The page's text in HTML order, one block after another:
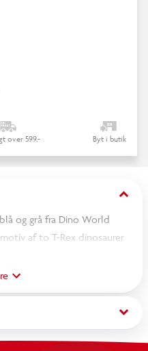
over 599,- Byt i butik
keyboard_arrow_down
og grå fra Dino World
af to T-Rex dinosaurer
så den nemt kan tilpasses
polyester og 25 %
Kemisk rensning
keyboard_arrow_down